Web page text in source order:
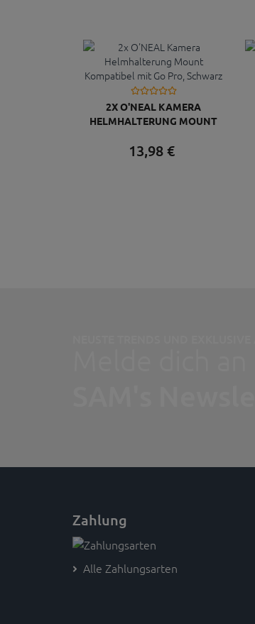
2X O'NEAL KAMERA
HELMHALTERUNG MOUNT
SCHWARZ
13,98€
Zahlung
Alle Zahlungsarten